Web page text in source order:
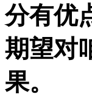
分有优
期望对
果。